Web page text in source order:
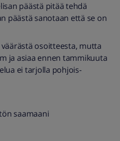
päästä pitää tehdä
päästä sanotaan että se on
osoitteesta, mutta
ja asiaa ennen tammikuuta
ei tarjolla pohjois-
saamaani